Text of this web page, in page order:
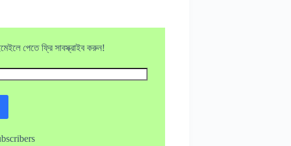
পেতে ফ্রি সাবস্ক্রাইব করুন!